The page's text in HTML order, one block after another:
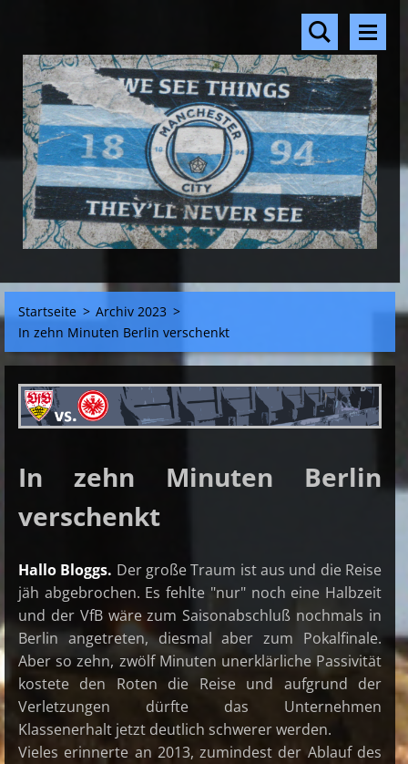
Startseite > Archiv 2023 >
In zehn Minuten Berlin verschenkt
In zehn Minuten Berlin
verschenkt
Hallo Bloggs. Der große Traum ist aus und die Reise
jäh abgebrochen. Es fehlte "nur" noch eine Halbzeit
und der VfB wäre zum Saisonabschluß nochmals in
Berlin angetreten, diesmal aber zum Pokalfinale.
Aber so zehn, zwölf Minuten unerklärliche Passivität
kostete den Roten die Reise und aufgrund der
Verletzungen dürfte das Unternehmen
Klassenerhalt jetzt deutlich schwerer werden.
Vieles erinnerte an 2013, zumindest der Ablauf des